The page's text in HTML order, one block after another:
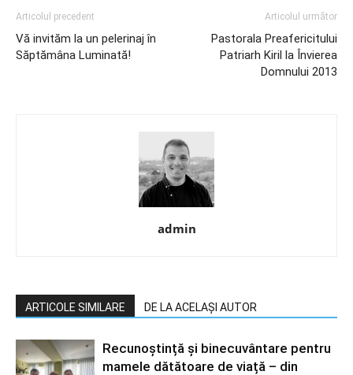
Articolul precedent
Vă invităm la un pelerinaj în
Săptămâna Luminată!
Articolul următor
Pastorala Preafericitului
Patriarh Kiril la Învierea
Domnului 2013
admin
ARTICOLE SIMILARE DE LA ACELAȘI AUTOR
Recunoștință și binecuvântare pentru
mamele dătătoare de viață – din